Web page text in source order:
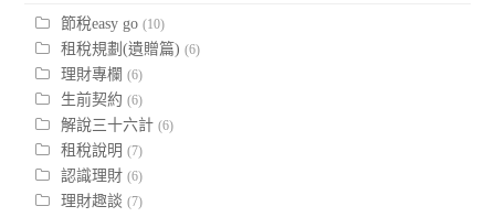
節稅easy go (10)
租稅規劃(遺贈篇) (6)
理財專欄 (6)
生前契約 (6)
解說三十六計 (6)
租稅說明 (7)
認識理財 (6)
理財趣談 (7)